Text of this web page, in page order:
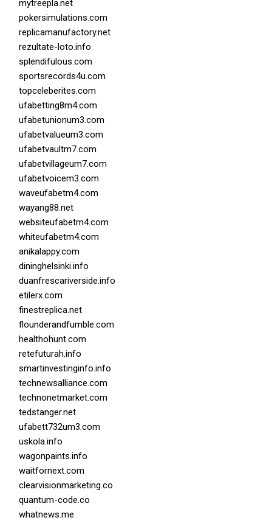
mytreepla.net
pokersimulations.com
replicamanufactory.net
rezultate-loto.info
splendifulous.com
sportsrecords4u.com
topceleberites.com
ufabetting8m4.com
ufabetunionum3.com
ufabetvalueum3.com
ufabetvaultm7.com
ufabetvillageum7.com
ufabetvoicem3.com
waveufabetm4.com
wayang88.net
websiteufabetm4.com
whiteufabetm4.com
anikalappy.com
dininghelsinki.info
duanfrescariverside.info
etilerx.com
finestreplica.net
flounderandfumble.com
healthohunt.com
retefuturah.info
smartinvestinginfo.info
technewsalliance.com
technonetmarket.com
tedstanger.net
ufabett732um3.com
uskola.info
wagonpaints.info
waitfornext.com
clearvisionmarketing.co
quantum-code.co
whatnews.me